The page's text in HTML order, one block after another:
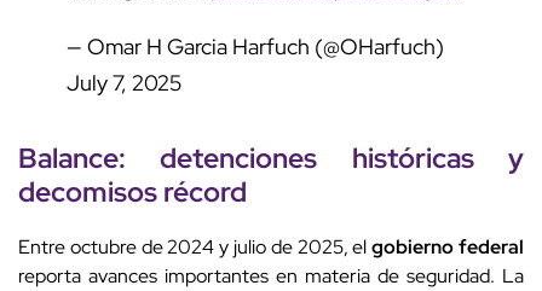
— Omar H Garcia Harfuch (@OHarfuch)
July 7, 2025
Balance:detenciones históricasy
decomisos récord
Entre octubre de 2024 y julio de 2025, elgobierno federal
reporta avances importantes en materia de seguridad. La